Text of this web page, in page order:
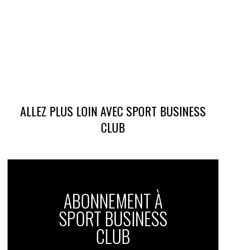
ALLEZ PLUS LOIN AVEC SPORT BUSINESS
CLUB
ABONNEMENT À
SPORT BUSINESS
CLUB